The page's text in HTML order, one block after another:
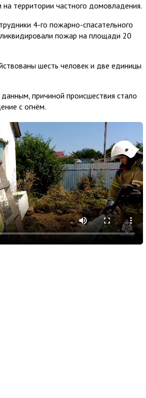
на территории частного домовладения.
4-го пожарно-спасательного
пожар на площади 20
шесть человек и две единицы
причиной происшествия стало
с огнём.